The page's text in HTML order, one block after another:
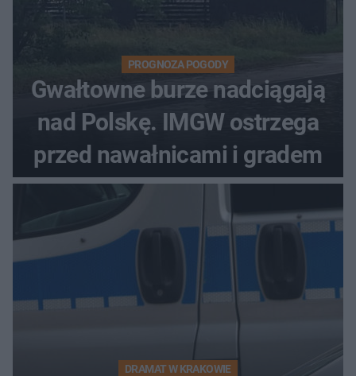
PROGNOZA POGODY
Gwałtowne burze nadciągają
nad Polskę. IMGW ostrzega
przed nawałnicami i gradem
DRAMAT W KRAKOWIE